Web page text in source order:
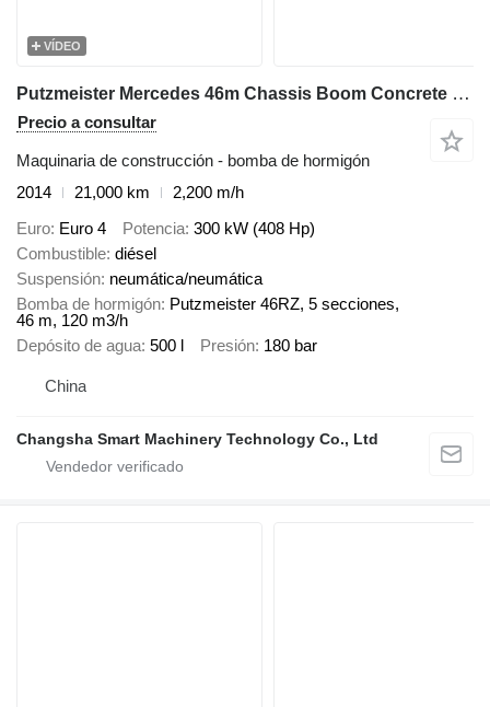
VÍDEO
Putzmeister Mercedes 46m Chassis Boom Concrete Pump Truck
Precio a consultar
Maquinaria de construcción - bomba de hormigón
2014
21,000 km
2,200 m/h
Euro Euro 4 Potencia 300 kW (408 Hp)
Combustible diésel
Suspensión neumática/neumática
Bomba de hormigón Putzmeister 46RZ, 5 secciones,
46 m, 120 m3/h
Depósito de agua 500 l Presión 180 bar
China
Changsha Smart Machinery Technology Co., Ltd